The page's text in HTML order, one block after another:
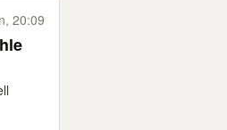
20:09